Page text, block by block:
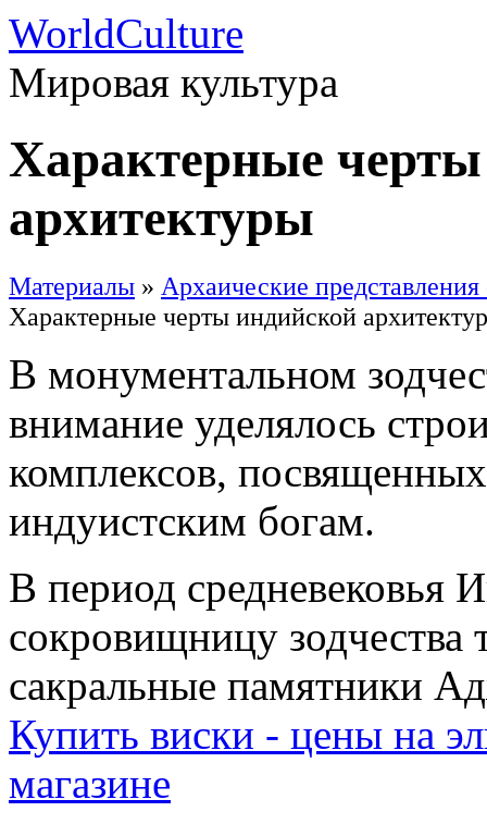
WorldCulture
Мировая культура
Характерные
архитектуры
Материалы » Архаические
Характерные черты индийской
В монументальном
внимание уделялось
комплексов,
индуистским богам.
В период средневековья
сокровищницу зодчества
сакральные памятники
Купить виски - цены на
магазине